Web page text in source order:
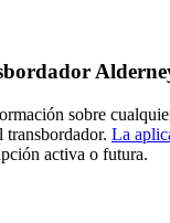
sobre
transbordador. La
activa o futura.